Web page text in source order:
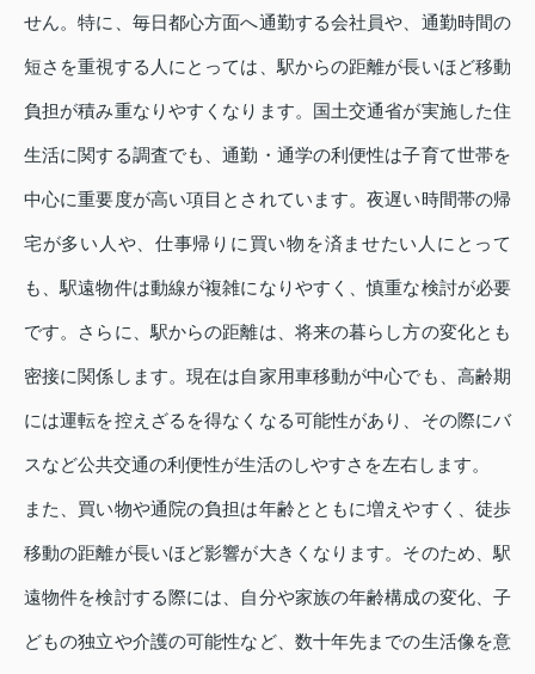
せん。特に、毎日都心方面へ通勤する会社員や、通勤時間の
短さを重視する人にとっては、駅からの距離が長いほど移動
負担が積み重なりやすくなります。国土交通省が実施した住
生活に関する調査でも、通勤・通学の利便性は子育て世帯を
中心に重要度が高い項目とされています。夜遅い時間帯の帰
宅が多い人や、仕事帰りに買い物を済ませたい人にとって
も、駅遠物件は動線が複雑になりやすく、慎重な検討が必要
です。さらに、駅からの距離は、将来の暮らし方の変化とも
密接に関係します。現在は自家用車移動が中心でも、高齢期
には運転を控えざるを得なくなる可能性があり、その際にバ
スなど公共交通の利便性が生活のしやすさを左右します。
また、買い物や通院の負担は年齢とともに増えやすく、徒歩
移動の距離が長いほど影響が大きくなります。そのため、駅
遠物件を検討する際には、自分や家族の年齢構成の変化、子
どもの独立や介護の可能性など、数十年先までの生活像を意